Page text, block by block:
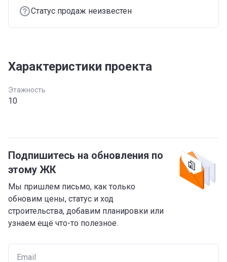
Статус продаж неизвестен
Характеристики проекта
Этажность
10
Подпишитесь на обновления по
этому ЖК
Мы пришлем письмо, как только
обновим цены, статус и ход
строительства, добавим планировки или
узнаем ещё что-то полезное.